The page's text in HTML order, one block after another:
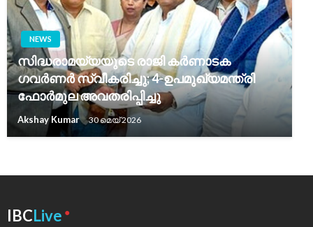
NEWS
സിദ്ധരാമയ്യയുടെ രാജി കർണാടക
ഗവർണർ സ്വീകരിച്ചു; 4-ഉപമുഖ്യമന്ത്രി
ഫോർമുല അവതരിപ്പിച്ചു
Akshay Kumar 30 മെയ്‌ 2026
IBCLive ●